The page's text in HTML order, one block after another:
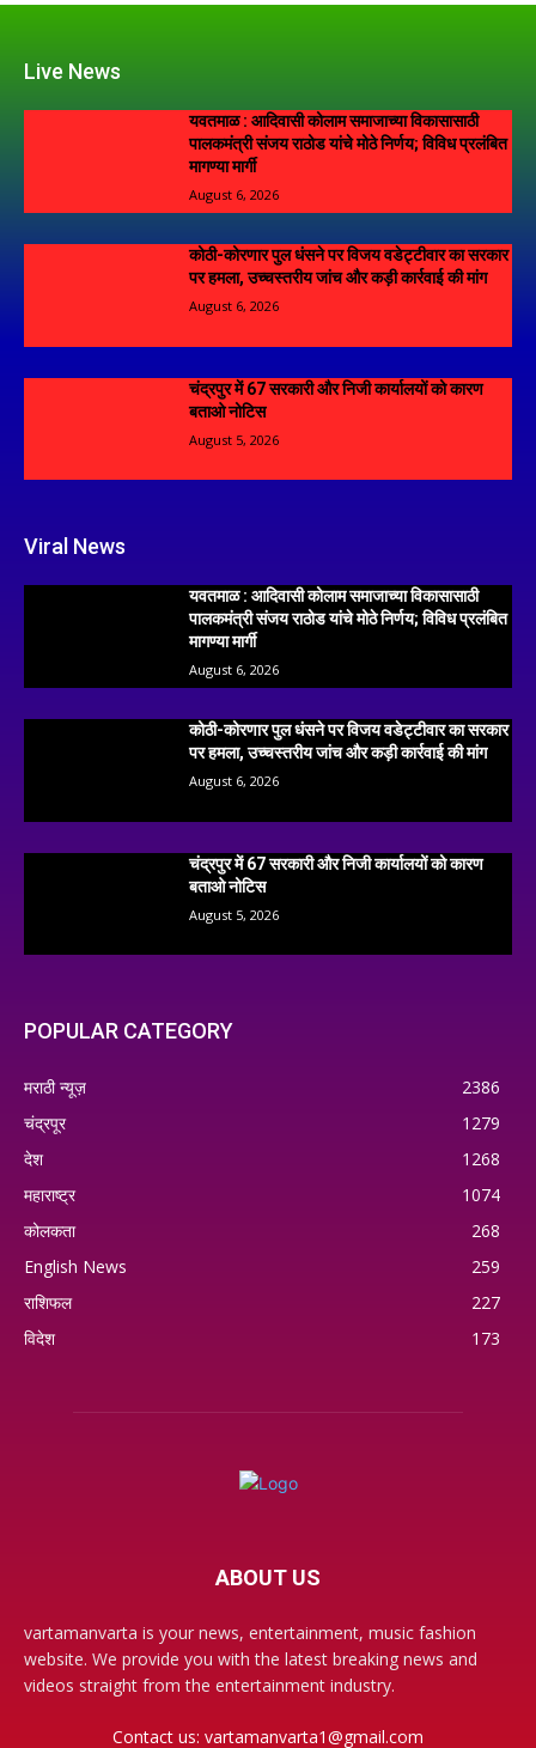
Live News
यवतमाळ : आदिवासी कोलाम समाजाच्या विकासासाठी
पालकमंत्री संजय राठोड यांचे मोठे निर्णय; विविध प्रलंबित
मागण्या मार्गी
August 6, 2026
कोठी-कोरणार पुल धंसने पर विजय वडेट्टीवार का सरकार
पर हमला, उच्चस्तरीय जांच और कड़ी कार्रवाई की मांग
August 6, 2026
चंद्रपुर में 67 सरकारी और निजी कार्यालयों को कारण
बताओ नोटिस
August 5, 2026
Viral News
यवतमाळ : आदिवासी कोलाम समाजाच्या विकासासाठी
पालकमंत्री संजय राठोड यांचे मोठे निर्णय; विविध प्रलंबित
मागण्या मार्गी
August 6, 2026
कोठी-कोरणार पुल धंसने पर विजय वडेट्टीवार का सरकार
पर हमला, उच्चस्तरीय जांच और कड़ी कार्रवाई की मांग
August 6, 2026
चंद्रपुर में 67 सरकारी और निजी कार्यालयों को कारण
बताओ नोटिस
August 5, 2026
POPULAR CATEGORY
मराठी न्यूज़
2386
चंद्रपूर
1279
देश
1268
महाराष्ट्र
1074
कोलकता
268
English News
259
राशिफल
227
विदेश
173
ABOUT US
vartamanvarta is your news, entertainment, music fashion
website. We provide you with the latest breaking news and
videos straight from the entertainment industry.
Contact us: vartamanvarta1@gmail.com